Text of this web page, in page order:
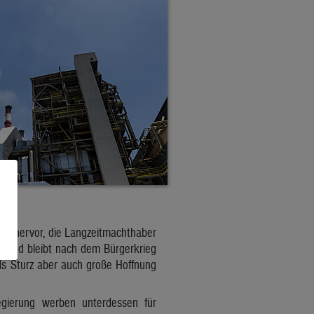
hervor, die Langzeitmachthaber
bleibt nach dem Bürgerkrieg
Sturz aber auch große Hoffnung
werben unterdessen für